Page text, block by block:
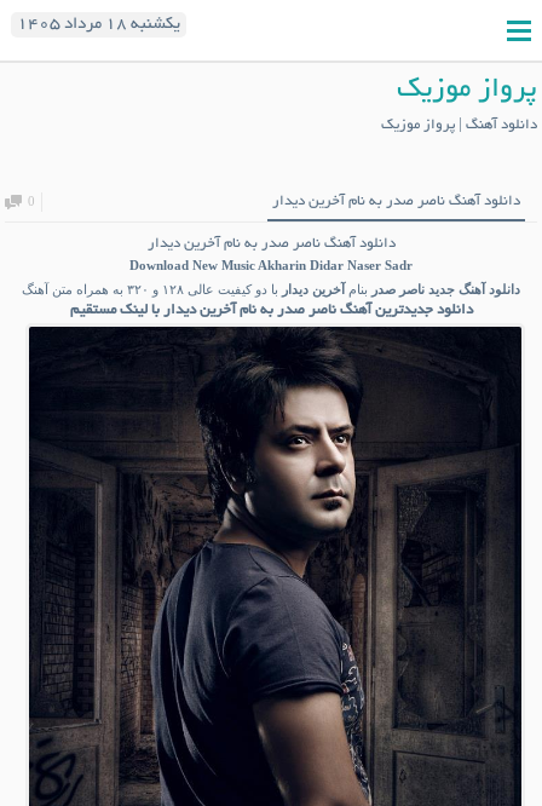
یکشنبه ۱۸ مرداد ۱۴۰۵
پرواز موزیک
دانلود آهنگ | پرواز موزیک
دانلود آهنگ ناصر صدر به نام آخرین دیدار 0
دانلود آهنگ ناصر صدر به نام آخرین دیدار
Download New Music Akharin Didar Naser Sadr
دانلود آهنگ جدید ناصر صدر بنام آخرین دیدار با دو کیفیت عالی ۱۲۸ و ۳۲۰ به همراه متن آهنگ
دانلود جدیدترین آهنگ ناصر صدر به نام آخرین دیدار با لینک مستقیم